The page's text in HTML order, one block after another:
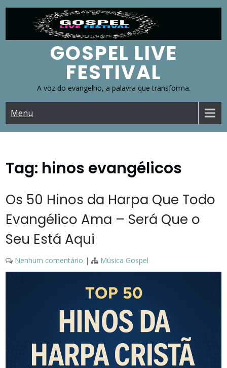
Skip
GOSPEL LIVE
FESTIVAL
A voz do evangelho, a palavra que transforma.
Menu
Tag: hinos evangélicos
Os 50 Hinos da Harpa Que Todo
Evangélico Ama – Será Que o
Seu Está Aqui
Nenhum comentário | Música Gospel